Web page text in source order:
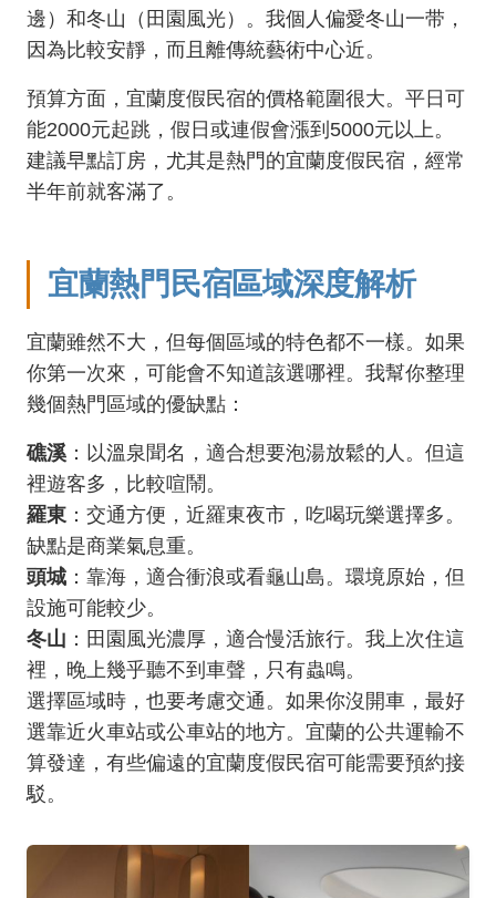
邊）和冬山（田園風光）。我個人偏愛冬山一带，
因為比較安靜，而且離傳統藝術中心近。
預算方面，宜蘭度假民宿的價格範圍很大。平日可
能2000元起跳，假日或連假會漲到5000元以上。
建議早點訂房，尤其是熱門的宜蘭度假民宿，經常
半年前就客滿了。
宜蘭熱門民宿區域深度解析
宜蘭雖然不大，但每個區域的特色都不一樣。如果
你第一次來，可能會不知道該選哪裡。我幫你整理
幾個熱門區域的優缺點：
礁溪 ：以溫泉聞名，適合想要泡湯放鬆的人。但這
裡遊客多，比較喧鬧。
羅東：交通方便，近羅東夜市，吃喝玩樂選擇多。
缺點是商業氣息重。
頭城 ：靠海，適合衝浪或看龜山島。環境原始，但
設施可能較少。
冬山 ：田園風光濃厚，適合慢活旅行。我上次住這
裡，晚上幾乎聽不到車聲，只有蟲鳴。
選擇區域時，也要考慮交通。如果你沒開車，最好
選靠近火車站或公車站的地方。宜蘭的公共運輸不
算發達，有些偏遠的宜蘭度假民宿可能需要預約接
駁。